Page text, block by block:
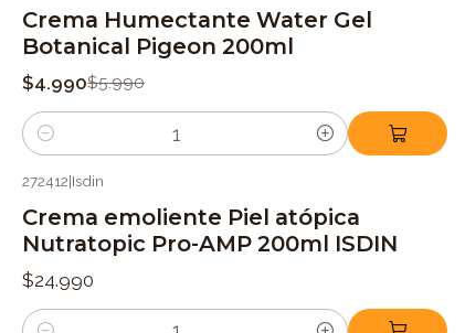
Crema Humectante Water Gel
Botanical Pigeon 200ml
$4.990$5.990
Cantidad
272412|Isdin
Crema emoliente Piel atópica
Nutratopic Pro-AMP 200ml ISDIN
$24.990